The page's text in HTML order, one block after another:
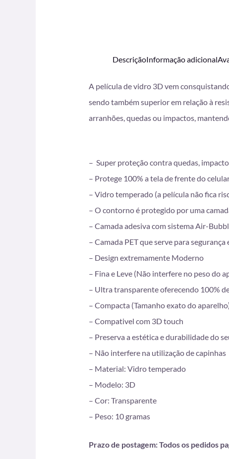
DescriçãoInformação adicional
A película de vidro 3D vem
sendo também superior em relação à
arranhões, quedas ou impactos,
– Super proteção contra quedas,
– Protege 100% a tela de frente do
– Vidro temperado (a película não fica
– O contorno é protegido por uma
– Camada adesiva com sistema Air-
– Camada PET que serve para
– Design extremamente Moderno
– Fina e Leve (Não interfere no peso do
– Ultra transparente oferecendo 100%
– Compacta (Tamanho exato do
– Compativel com 3D touch
– Preserva a estética e durabilidade do
– Não interfere na utilização de capinhas
– Material: Vidro temperado
– Modelo: 3D
– Cor: Transparente
– Peso: 10 gramas
Prazo de postagem: Todos os pedidos